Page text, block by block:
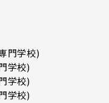
門学校)
学校)
学校)
学校)